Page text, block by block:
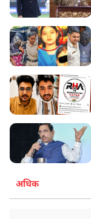
अधिक